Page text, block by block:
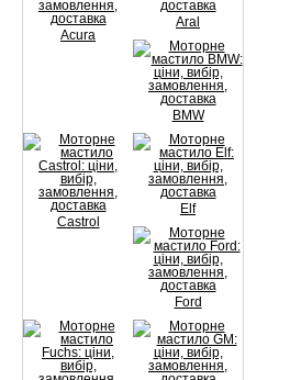
Acura
Aral
BMW
Castrol
Elf
Ford